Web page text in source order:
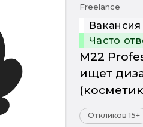
Freelance
Часто
M22
ищет
Откликов 15+